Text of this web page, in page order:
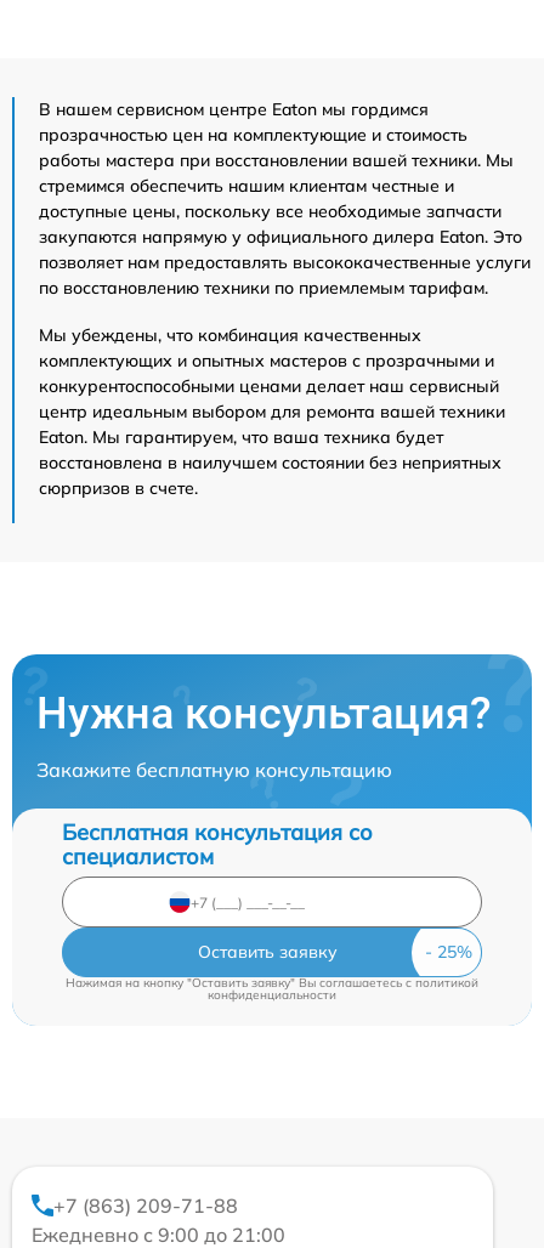
В нашем сервисном центре Eaton мы гордимся
прозрачностью цен на комплектующие и стоимость
работы мастера при восстановлении вашей техники. Мы
стремимся обеспечить нашим клиентам честные и
доступные цены, поскольку все необходимые запчасти
закупаются напрямую у официального дилера Eaton. Это
позволяет нам предоставлять высококачественные услуги
по восстановлению техники по приемлемым тарифам.
Мы убеждены, что комбинация качественных
комплектующих и опытных мастеров с прозрачными и
конкурентоспособными ценами делает наш сервисный
центр идеальным выбором для ремонта вашей техники
Eaton. Мы гарантируем, что ваша техника будет
восстановлена в наилучшем состоянии без неприятных
сюрпризов в счете.
Нужна консультация?
Закажите бесплатную консультацию
Бесплатная консультация со
специалистом
Оставить заявку
Нажимая на кнопку "Оставить заявку" Вы соглашаетесь cполитикой
конфиденциальности
+7 (863) 209-71-88
Ежедневно с 9:00 до 21:00